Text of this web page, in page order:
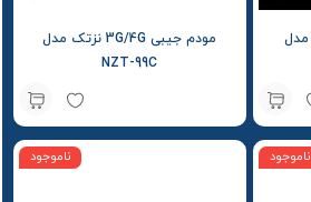
مودم جیبی اپتوس 4.5G مدل
مودم جیبی 3G/4G نزتک مدل
NZT-99C
ناموجود ناموجود